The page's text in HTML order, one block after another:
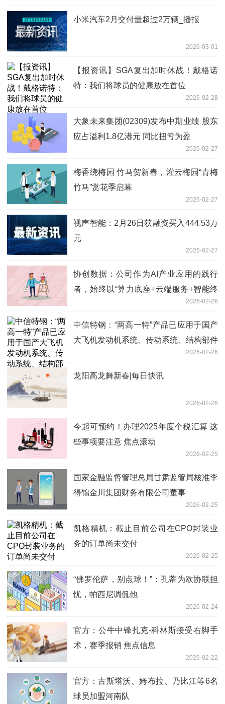
小米汽车2月交付量超过2万辆_播报
2026-03-01
【报资讯】SGA复出加时休战！戴格诺
特：我们将球员的健康放在首位
2026-02-28
大象未来集团(02309)发布中期业绩 股东
应占溢利1.8亿港元 同比扭亏为盈
2026-02-27
梅香绕梅园 竹马贺新春，灌云梅园“青梅
竹马”赏花季启幕
2026-02-27
视声智能：2月26日获融资买入444.53万
元
2026-02-27
协创数据：公司作为AI产业应用的践行
者，始终以“算力底座+云端服务+智能终
端”三位一体布局为核心-焦点简讯2026-02-26
中信特钢：“两高一特”产品已应用于国产
大飞机发动机系统、传动系统、结构部件
2026-02-26
龙阳高龙舞新春|每日快讯
2026-02-26
今起可预约！办理2025年度个税汇算 这
些事项要注意 焦点滚动
2026-02-25
国家金融监督管理总局甘肃监管局核准李
得锦金川集团财务有限公司董事
2026-02-25
凯格精机：截止目前公司在CPO封装业
务的订单尚未交付
2026-02-25
“佛罗伦萨，别点球！”：孔蒂为欧协联担
忧，帕西尼调侃他
2026-02-24
官方：公牛中锋扎克-科林斯接受右脚手
术，赛季报销 焦点信息
2026-02-22
官方：古斯塔沃、姆布拉、乃比江等6名
球员加盟河南队